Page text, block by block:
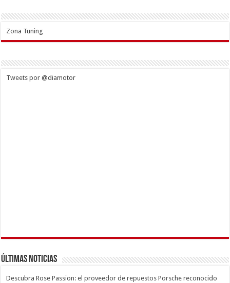
Zona Tuning
Tweets por @diamotor
Últimas Noticias
Descubra Rose Passion: el proveedor de repuestos Porsche reconocido